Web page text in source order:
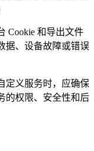
Cookie 和导出文件
据、设备故障或错误
定义服务时，应确保
的权限、安全性和后